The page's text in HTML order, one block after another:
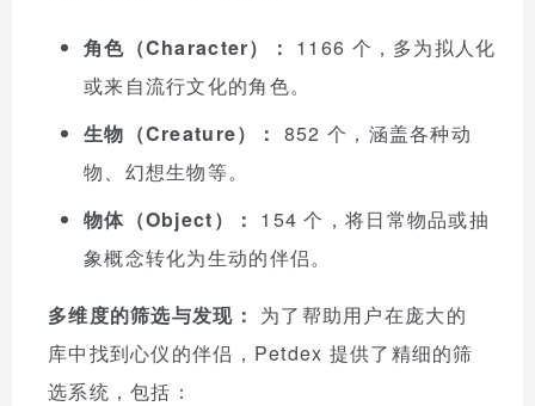
角色（Character）： 1166 个，多为拟人化
或来自流行文化的角色。
生物（Creature）： 852 个，涵盖各种动
物、幻想生物等。
物体（Object）： 154 个，将日常物品或抽
象概念转化为生动的伴侣。
多维度的筛选与发现： 为了帮助用户在庞大的
库中找到心仪的伴侣，Petdex 提供了精细的筛
选系统，包括：